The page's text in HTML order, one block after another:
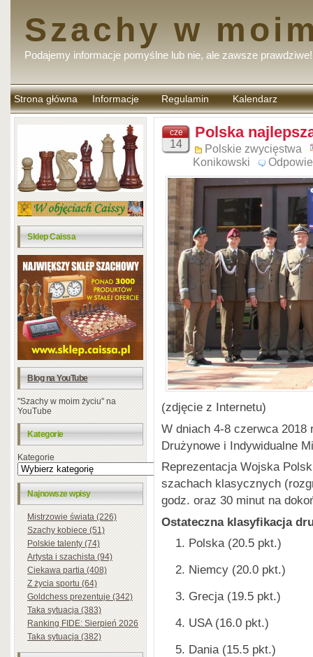
Szachy w
Podajemy informacje pomyślne lub nie, ale zawsze prawdziwe!
Strona główna Informacje Regulamin
komentarzy
Kalendarz
Sklep Caissa
Blog na YouTube
"Szachy w moim życiu" na
YouTube
Kategorie
Kategorie
Najnowsze wpisy
Mistrzowie świata (226)
Szachy kobiece (51)
Polskie talenty (74)
Artysta i szachista (94)
Ciekawa partia (408)
Z życia sportu (64)
Goldchess prezentuje (342)
Taka sytuacja (383)
Ranking FIDE: Sierpień 2026
Taka sytuacja (382)
cze
14
Polska
Polskie zwycięstwa
Konikowski
(zdjęcie z Internetu)
W dniach 4-8 czerwca 2018
Drużynowe i Indywidualne
Reprezentacja Wojska
szachach klasycznych
godz. oraz 30 minut na
Ostateczna klasyfikacja
Polska (20.5 pkt.)
Niemcy (20.0 pkt.)
Grecja (19.5 pkt.)
USA (16.0 pkt.)
Dania (15.5 pkt.)